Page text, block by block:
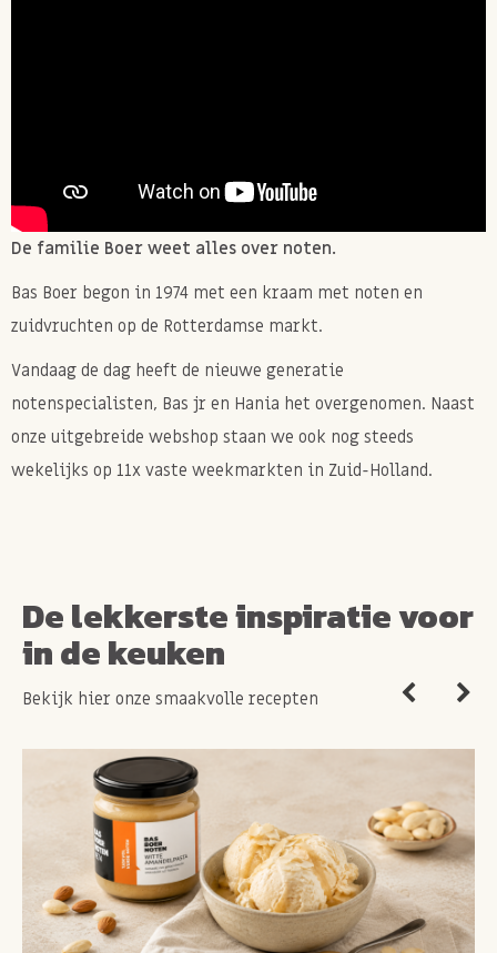
Kan sporen bevatten van SESAM, LACTOSE.
De familie Boer weet alles over noten.
Bas Boer begon in 1974 met een kraam met noten en
zuidvruchten op de Rotterdamse markt.
Vandaag de dag heeft de nieuwe generatie
notenspecialisten, Bas jr en Hania het overgenomen. Naast
onze uitgebreide webshop staan we ook nog steeds
wekelijks op 11x vaste weekmarkten in Zuid-Holland.
De lekkerste inspiratie voor
in de keuken
Bekijk hier onze smaakvolle recepten